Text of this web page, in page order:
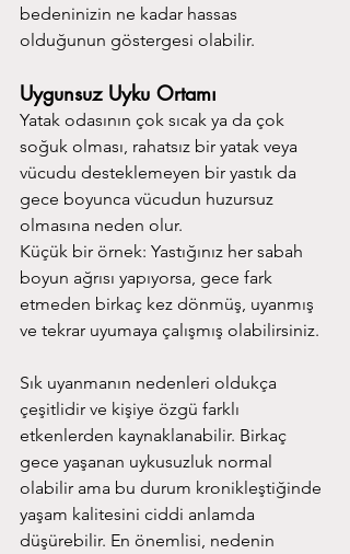
bedeninizin ne kadar hassas
olduğunun göstergesi olabilir.
Uygunsuz Uyku Ortamı
Yatak odasının çok sıcak ya da çok
soğuk olması, rahatsız bir yatak veya
vücudu desteklemeyen bir yastık da
gece boyunca vücudun huzursuz
olmasına neden olur.
Küçük bir örnek: Yastığınız her sabah
boyun ağrısı yapıyorsa, gece fark
etmeden birkaç kez dönmüş, uyanmış
ve tekrar uyumaya çalışmış olabilirsiniz.
Sık uyanmanın nedenleri oldukça
çeşitlidir ve kişiye özgü farklı
etkenlerden kaynaklanabilir. Birkaç
gece yaşanan uykusuzluk normal
olabilir ama bu durum kronikleştiğinde
yaşam kalitesini ciddi anlamda
düşürebilir. En önemlisi, nedenin